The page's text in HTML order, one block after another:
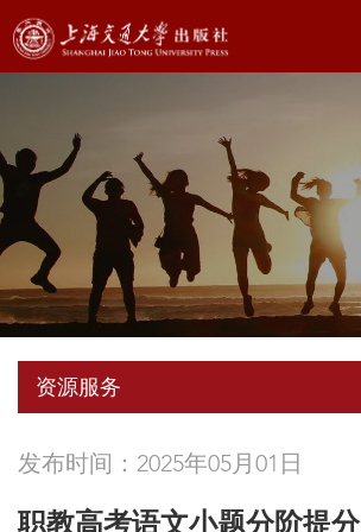
资源服务
发布时间：2025年05月01日
职教高考语文小题分阶提分